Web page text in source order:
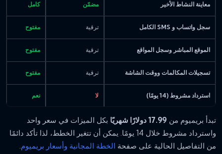
معاينة النشاط الأخير مضمّن كامل
سجل واتساب و SMS الكامل ترقية مفتوح
الموقع المباشر وسجل المواقع ترقية مفتوح
تسجيلات المكالمات ووقت الشاشة ترقية مفتوح
استرداد مشروط (14 يومًا) لا نعم
تبدأ بريميوم من 17.99 دولارًا شهريًا
بكل الميزات في سعر واحد
واسترداد مشروط خلال 14 يومًا. يمكن أن تتغير الخطط، لذا تأكد دائمًا
من التفاصيل الحالية على صفحة الخطة المجانية وأسعار بريميوم.